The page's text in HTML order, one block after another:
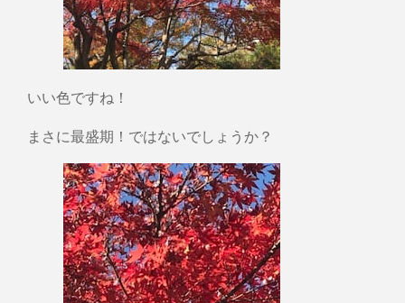
いい色ですね！
まさに最盛期！ではないでしょうか？